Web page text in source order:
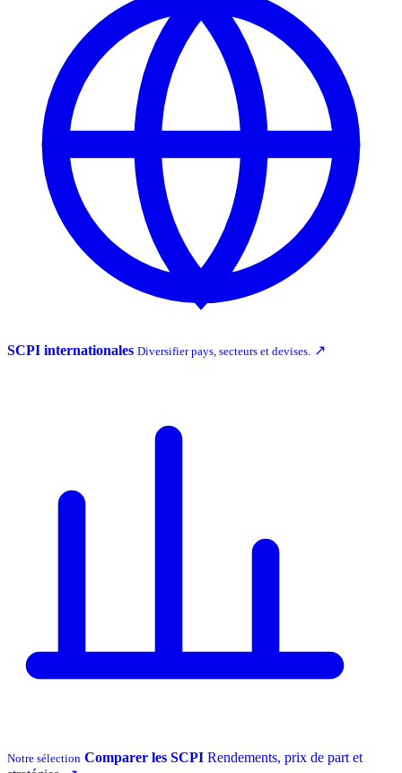
SCPI internationales Diversifier pays, secteurs et devises. ↗
Notre sélection Comparer les SCPI Rendements, prix de part et